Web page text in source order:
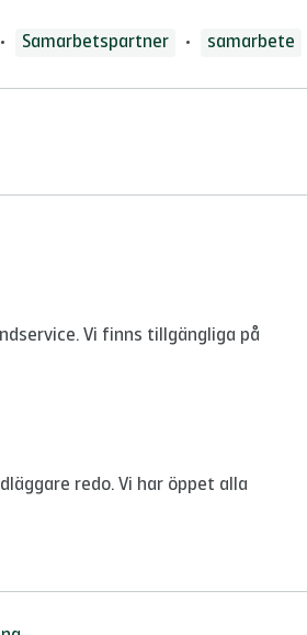
Samarbetspartner samarbete
Vi finns tillgängliga på
redo. Vi har öppet alla